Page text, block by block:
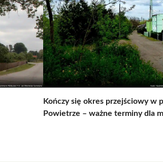
Kończy się okres przejściowy w
Powietrze – ważne terminy dla